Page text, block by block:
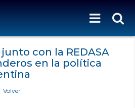
con la REDASA
en la política
Volver